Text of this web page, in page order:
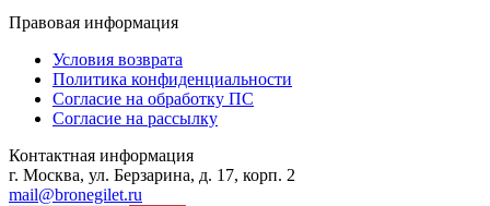
Правовая информация
Условия возврата
Политика конфиденциальности
Согласие на обработку ПС
Согласие на рассылку
Контактная информация
г. Москва, ул. Берзарина, д. 17, корп. 2
mail@bronegilet.ru